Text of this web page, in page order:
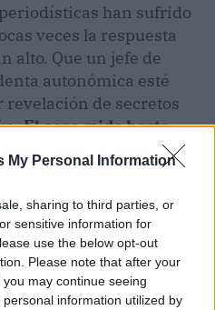
My Personal Information
sharing to third parties, or
sensitive information for
use the below opt-out
Please note that after your
may continue seeing
information utilized by
han sufrido
veces la respuesta
alto. Que un jefe de
autonómica esté
de secretos
El caso mide hasta
a la prensa, y la
de la